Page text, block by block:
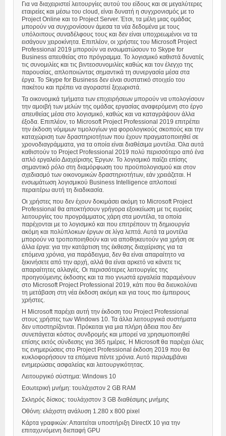
Για να διαχειριστεί λειτουργίες αυτού του είδους και σε μεγαλύτερες
εταιρείες και μέσω του cloud, είναι δυνατή η συγχρονισμός με το
Project Online και το Project Server. Έτσι, τα μέλη μιας ομάδας
μπορούν να συγχρονίσουν άμεσα τα νέα δεδομένα με τους
υπόλοιπους συναδέλφους τους και δεν είναι υποχρεωμένοι να τα
εισάγουν χειροκίνητα. Επιπλέον, οι χρήστες του Microsoft Project
Professional 2019 μπορούν να ενσωματώσουν το Skype for
Business απευθείας στο πρόγραμμα. Το λογισμικό καθιστά δυνατές
τις συνομιλίες και τις βιντεοσυνομιλίες καθώς και τον έλεγχο της
παρουσίας, απλοποιώντας σημαντικά τη συνεργασία μέσα στα
έργα. Το Skype for Business δεν είναι συστατικό στοιχείο του
πακέτου και πρέπει να αγοραστεί ξεχωριστά.
Τα οικονομικά τμήματα των επιχειρήσεων μπορούν να υπολογίσουν
την αμοιβή των μελών της ομάδας εργασίας αναφερόμενη στο έργο
απευθείας μέσα στο λογισμικό, καθώς και να καταγράψουν άλλα
έξοδα. Επιπλέον, το Microsoft Project Professional 2019 επιτρέπει
την έκδοση νόμιμων τιμολογίων για φορολογικούς σκοπούς και την
καταχώριση των δραστηριοτήτων που έχουν πραγματοποιηθεί σε
χρονοδιαγράμματα, για τα οποία είναι διαθέσιμα μοντέλα. Όλα αυτά
καθιστούν το Project Professional 2019 πολύ περισσότερο από ένα
απλό εργαλείο Διαχείρισης Έργων. Το λογισμικό παίζει επίσης
σημαντικό ρόλο στη διαμόρφωση του προϋπολογισμού και στον
σχεδιασμό των οικονομικών δραστηριοτήτων, εάν χρειάζεται. Η
ενσωμάτωση λογισμικού Business Intelligence απλοποιεί
περαιτέρω αυτή τη διαδικασία.
Οι χρήστες που δεν έχουν δοκιμάσει ακόμη το Microsoft Project
Professional θα αποκτήσουν γρήγορα εξοικείωση με τις ευρείες
λειτουργίες του προγράμματος χάρη στα μοντέλα, τα οποία
παρέχονται με το λογισμικό και που επιτρέπουν τη δημιουργία
ακόμη και πολύπλοκων έργων σε λίγα λεπτά. Αυτά τα μοντέλα
μπορούν να τροποποιηθούν και να αποθηκευτούν για χρήση σε
άλλα έργα: για την κατάρτιση της έκθεσης διαχείρισης για τα
επόμενα χρόνια, για παράδειγμα, δεν θα είναι απαραίτητο να
ξεκινήσετε από την αρχή, αλλά θα είναι αρκετό να κάνετε τις
απαραίτητες αλλαγές. Οι περισσότερες λειτουργίες της
προηγούμενης έκδοσης και τα πιο γνωστά εργαλεία παραμένουν
στο Microsoft Project Professional 2019, κάτι που θα διευκολύνει
τη μετάβαση στη νέα έκδοση ακόμη και για τους πιο έμπειρους
χρήστες.
Η Microsoft παρέχει αυτή την έκδοση του Project Professional
στους χρήστες των Windows 10. Τα άλλα λειτουργικά συστήματα
δεν υποστηρίζονται. Πρόκειται για μια πλήρη άδεια που δεν
συνεπάγεται κόστος συνδρομής και μπορεί να χρησιμοποιηθεί
επίσης εκτός σύνδεσης για 365 ημέρες. Η Microsoft θα παρέχει όλες
τις ενημερώσεις στο Project Professional έκδοση 2019 που θα
κυκλοφορήσουν τα επόμενα πέντε χρόνια. Αυτό περιλαμβάνει
ενημερώσεις ασφαλείας και λειτουργικότητας.
Λειτουργικό σύστημα: Windows 10
Εσωτερική μνήμη: τουλάχιστον 2 GB RAM
Σκληρός δίσκος: τουλάχιστον 3 GB διαθέσιμης μνήμης
Οθόνη: ελάχιστη ανάλυση 1.280 x 800 pixel
Κάρτα γραφικών: Απαιτείται υποστήριξη DirectX 10 για την
επιταχυνόμενη διεπαφή GPU